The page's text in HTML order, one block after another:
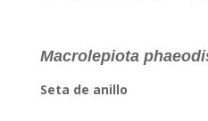
Macrolepiota
Seta de anillo